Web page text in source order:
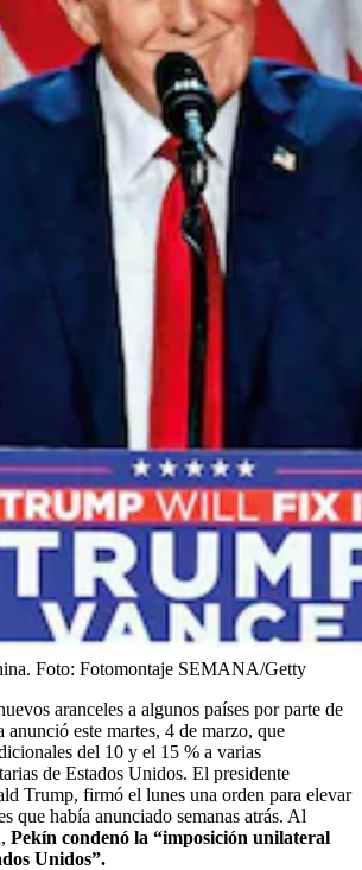
Foto: Fotomontaje SEMANA/Getty
aranceles a algunos países por parte de
este martes, 4 de marzo, que
del 10 y el 15 % a varias
de Estados Unidos. El presidente
Trump, firmó el lunes una orden para elevar
que había anunciado semanas atrás. Al
Pekín condenó la “imposición unilateral
Unidos”.